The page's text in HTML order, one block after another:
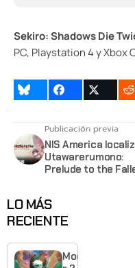
Sekiro: Shadows Die
PC, Playstation 4 y Xbox
Publicación previa
NIS America
Utawarerumono:
Prelude to the
2020
LO MÁS
RECIENTE
Moonlighte